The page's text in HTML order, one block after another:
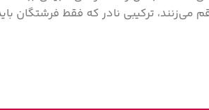
ترکیبی نادر که فقط فرشتگان